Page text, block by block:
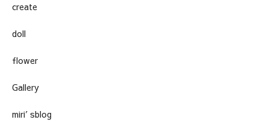
create
doll
flower
Gallery
miri′sblog